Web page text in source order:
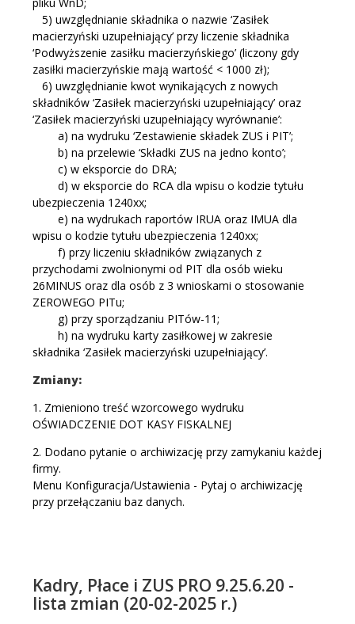
5) uwzględnianie składnika o nazwie ‘Zasiłek
macierzyński uzupełniający’ przy liczenie składnika
‘Podwyższenie zasiłku macierzyńskiego’ (liczony gdy
zasiłki macierzyńskie mają wartość < 1000 zł);
6) uwzględnianie kwot wynikających z nowych
składników ‘Zasiłek macierzyński uzupełniający’ oraz
‘Zasiłek macierzyński uzupełniający wyrównanie’:
a) na wydruku ‘Zestawienie składek ZUS i PIT’;
b) na przelewie ‘Składki ZUS na jedno konto’;
c) w eksporcie do DRA;
d) w eksporcie do RCA dla wpisu o kodzie tytułu
ubezpieczenia 1240xx;
e) na wydrukach raportów IRUA oraz IMUA dla
wpisu o kodzie tytułu ubezpieczenia 1240xx;
f) przy liczeniu składników związanych z
przychodami zwolnionymi od PIT dla osób wieku
26MINUS oraz dla osób z 3 wnioskami o stosowanie
ZEROWEGO PITu;
g) przy sporządzaniu PITów-11;
h) na wydruku karty zasiłkowej w zakresie
składnika ‘Zasiłek macierzyński uzupełniający’.
Zmiany:
1. Zmieniono treść wzorcowego wydruku
OŚWIADCZENIE DOT KASY FISKALNEJ
2. Dodano pytanie o archiwizację przy zamykaniu każdej
firmy.
Menu Konfiguracja/Ustawienia - Pytaj o archiwizację
przy przełączaniu baz danych.
Kadry, Płace i ZUS PRO 9.25.6.20 -
lista zmian (20-02-2025 r.)